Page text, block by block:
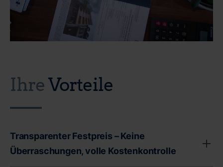
IhreVorteile
Transparenter Festpreis – Keine
Überraschungen, volle Kostenkontrolle